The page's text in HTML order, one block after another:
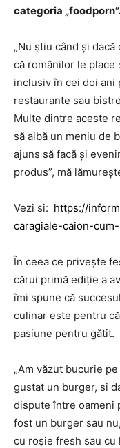
categoria „foodporn”.
„Nu știu când și
că românilor le place
inclusiv în cei doi ani
restaurante sau
Multe dintre aceste
să aibă un meniu de
ajuns să facă și
produs”, mă
Vezi si: https://
caragiale-caion-
În ceea ce privește
cărui primă ediție a
îmi spune că
culinar este pentru
pasiune pentru gătit.
„Am văzut bucurie
gustat un burger, si
dispute între oameni
fost un burger sau
cu roșie fresh sau cu